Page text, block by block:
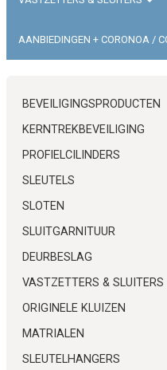
AANBIEDINGEN + CORONOA /
BEVEILIGINGSPRODUCTEN
KERNTREKBEVEILIGING
PROFIELCILINDERS
SLEUTELS
SLOTEN
SLUITGARNITUUR
DEURBESLAG
VASTZETTERS & SLUITERS
ORIGINELE KLUIZEN
MATRIALEN
SLEUTELHANGERS